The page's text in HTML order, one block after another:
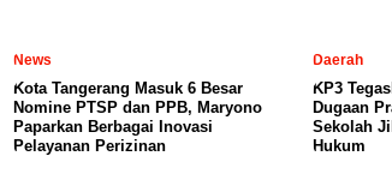
News
Kota Tangerang Masuk 6 Besar
Nomine PTSP dan PPB, Maryono
Paparkan Berbagai Inovasi
Pelayanan Perizinan
Daerah
KP3
Dugaan
Sekolah
Hukum